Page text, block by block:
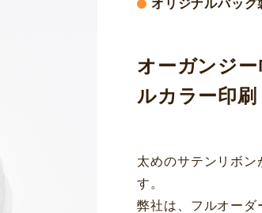
オリジナルバッグ
オーガンジ
ルカラー印刷
太めのサテンリボ
す。
弊社は、フルオーダ